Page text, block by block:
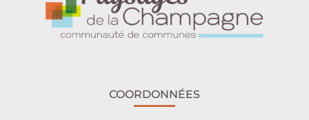
COORDONNÉES